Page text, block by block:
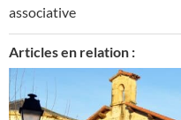
associative
Articles en relation :